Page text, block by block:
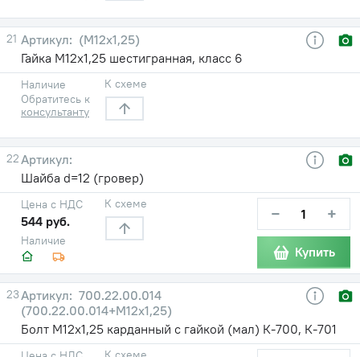
21
(М12х1,25)
Гайка М12х1,25 шестигранная, класс 6
Наличие
Обратитесь к
консультанту
К схеме
22
Шайба d=12 (гровер)
Наличие
Цена с НДС
544 руб.
К схеме − +
Купить
23
700.22.00.014
(700.22.00.014+М12х1,25)
Болт М12х1,25 карданный с гайкой (мал) К-700, К-701